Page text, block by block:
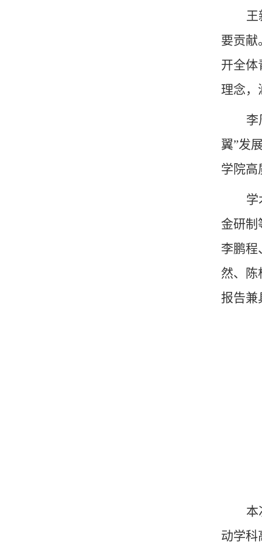
要贡献
开全体
理念，
李
翼”发
学院高
学
金研制
李鹏程
然、陈
报告兼
本
动学科